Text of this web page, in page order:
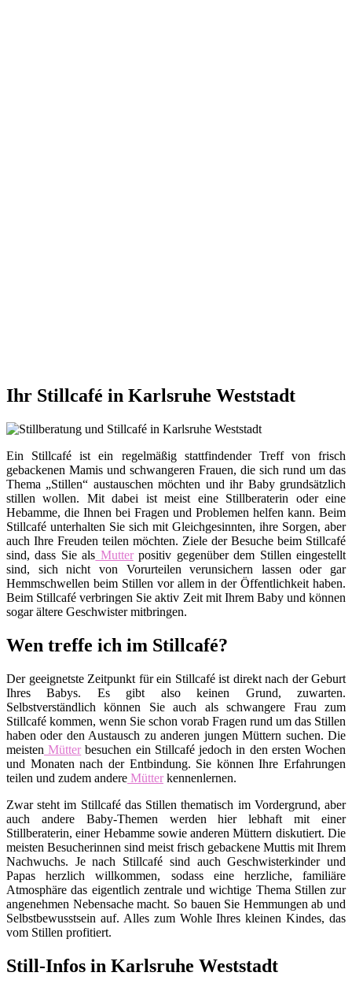
Ihr Stillcafé in Karlsruhe Weststadt
Ein Stillcafé ist ein regelmäßig stattfindender Treff von frisch
gebackenen Mamis und schwangeren Frauen, die sich rund um das
Thema „Stillen“ austauschen möchten und ihr Baby grundsätzlich
stillen wollen. Mit dabei ist meist eine Stillberaterin oder eine
Hebamme, die Ihnen bei Fragen und Problemen helfen kann. Beim
Stillcafé unterhalten Sie sich mit Gleichgesinnten, ihre Sorgen, aber
auch Ihre Freuden teilen möchten. Ziele der Besuche beim Stillcafé
sind, dass Sie als Mutterpositiv gegenüber dem Stillen eingestellt
sind, sich nicht von Vorurteilen verunsichern lassen oder gar
Hemmschwellen beim Stillen vor allem in der Öffentlichkeit haben.
Beim Stillcafé verbringen Sie aktiv Zeit mit Ihrem Baby und können
sogar ältere Geschwister mitbringen.
Wen treffe ich im Stillcafé?
Der geeignetste Zeitpunkt für ein Stillcafé ist direkt nach der Geburt
Ihres Babys. Es gibt also keinen Grund, zuwarten.
Selbstverständlich können Sie auch als schwangere Frau zum
Stillcafé kommen, wenn Sie schon vorab Fragen rund um das Stillen
haben oder den Austausch zu anderen jungen Müttern suchen. Die
meisten Mütterbesuchen ein Stillcafé jedoch in den ersten Wochen
und Monaten nach der Entbindung. Sie können Ihre Erfahrungen
teilen und zudem andere Mütterkennenlernen.
Zwar steht im Stillcafé das Stillen thematisch im Vordergrund, aber
auch andere Baby-Themen werden hier lebhaft mit einer
Stillberaterin, einer Hebamme sowie anderen Müttern diskutiert. Die
meisten Besucherinnen sind meist frisch gebackene Muttis mit Ihrem
Nachwuchs. Je nach Stillcafé sind auch Geschwisterkinder und
Papas herzlich willkommen, sodass eine herzliche, familiäre
Atmosphäre das eigentlich zentrale und wichtige Thema Stillen zur
angenehmen Nebensache macht. So bauen Sie Hemmungen ab und
Selbstbewusstsein auf. Alles zum Wohle Ihres kleinen Kindes, das
vom Stillen profitiert.
Still-Infos in Karlsruhe Weststadt